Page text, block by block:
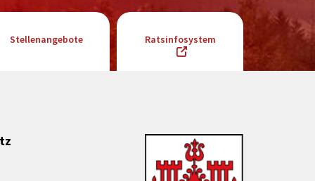
Stellenangebote Ratsinfosystem